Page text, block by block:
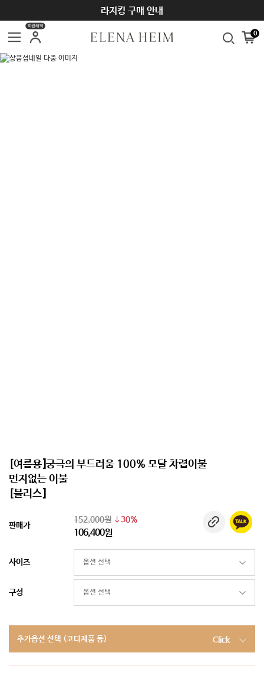
라지킹 구매 안내
회원혜택
0
[여름용]궁극의 부드러움 100% 모달 차렵이불
먼지없는 이불
[블리스]
판매가
152,000원 30%
106,400원
사이즈
구성
추가옵션 선택 (코디제품 등) Click